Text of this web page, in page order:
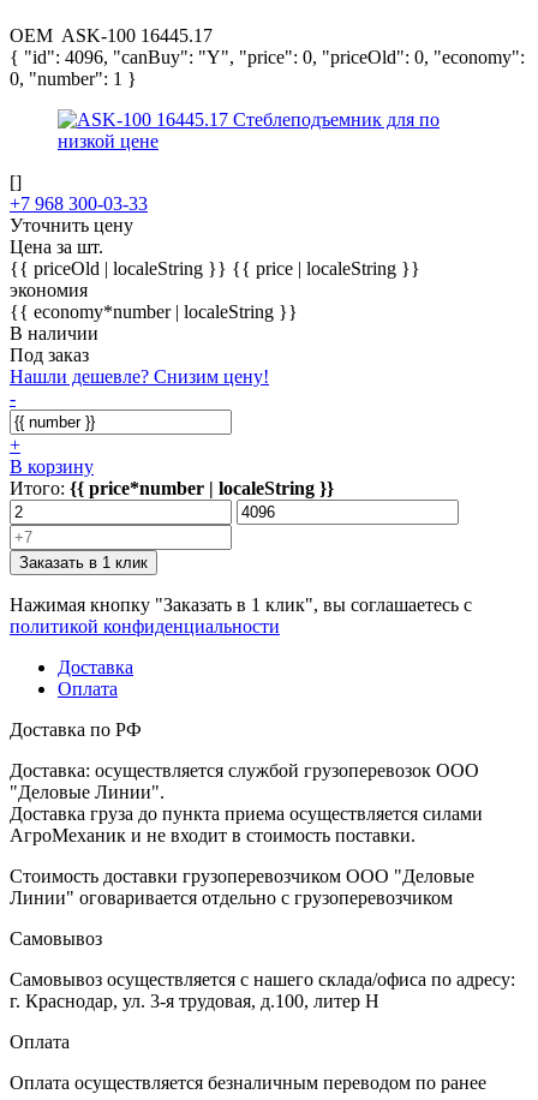
OEM ASK-100 16445.17
{ "id": 4096, "canBuy": "Y", "price": 0, "priceOld": 0, "economy":
0, "number": 1 }
[]
+7 968 300-03-33
Уточнить цену
Цена за шт.
{{ priceOld | localeString }} {{ price | localeString }}
экономия
{{ economy*number | localeString }}
В наличии
Под заказ
Нашли дешевле? Снизим цену!
-
+
В корзину
Итого: {{ price*number | localeString }}
Заказать в 1 клик
Нажимая кнопку "Заказать в 1 клик", вы соглашаетесь с
политикой конфиденциальности
Доставка
Оплата
Доставка по РФ
Доставка: осуществляется службой грузоперевозок ООО
"Деловые Линии".
Доставка груза до пункта приема осуществляется силами
АгроМеханик и не входит в стоимость поставки.
Стоимость доставки грузоперевозчиком ООО "Деловые
Линии" оговаривается отдельно с грузоперевозчиком
Самовывоз
Самовывоз осуществляется с нашего склада/офиса по адресу:
г. Краснодар, ул. 3-я трудовая, д.100, литер Н
Оплата
Оплата осуществляется безналичным переводом по ранее